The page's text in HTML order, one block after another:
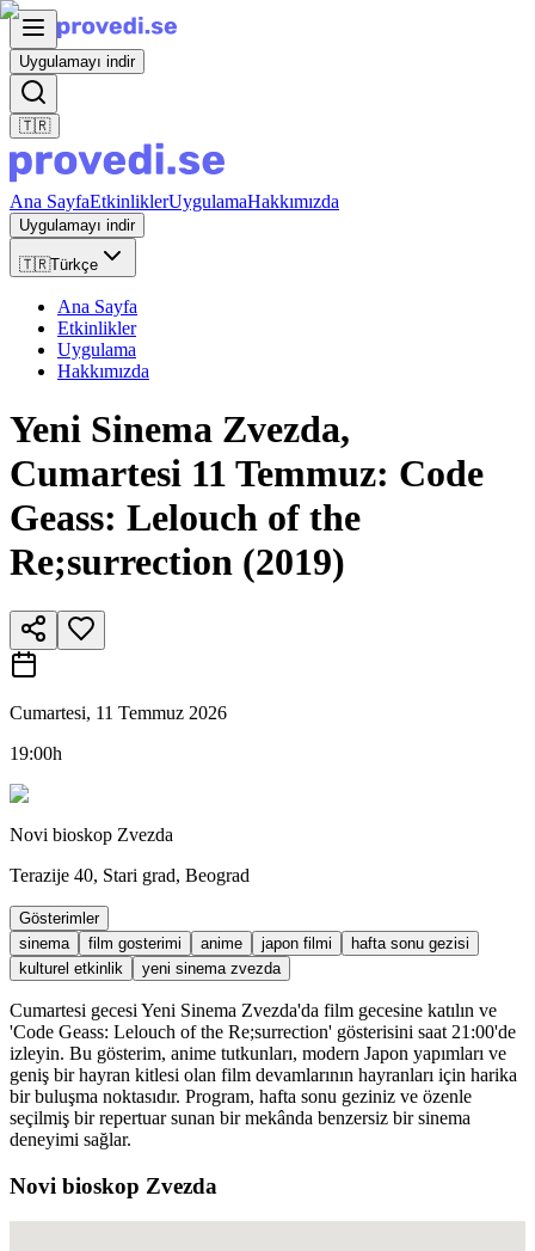
Uygulamayı indir
🇹🇷
Ana SayfaEtkinliklerUygulamaHakkımızda
Uygulamayı indir
🇹🇷Türkçe
Ana Sayfa
Etkinlikler
Uygulama
Hakkımızda
Yeni Sinema Zvezda,
Cumartesi 11 Temmuz: Code
Geass: Lelouch of the
Re;surrection (2019)
Cumartesi, 11 Temmuz 2026
19:00h
Novi bioskop Zvezda
Terazije 40, Stari grad, Beograd
Gösterimler
sinema
film gosterimi anime japon filmi
hafta sonu gezisi
kulturel etkinlik
yeni sinema zvezda
Cumartesi gecesi Yeni Sinema Zvezda'da film gecesine katılın ve
'Code Geass: Lelouch of the Re;surrection' gösterisini saat 21:00'de
izleyin. Bu gösterim, anime tutkunları, modern Japon yapımları ve
geniş bir hayran kitlesi olan film devamlarının hayranları için harika
bir buluşma noktasıdır. Program, hafta sonu geziniz ve özenle
seçilmiş bir repertuar sunan bir mekânda benzersiz bir sinema
deneyimi sağlar.
Novi bioskop Zvezda